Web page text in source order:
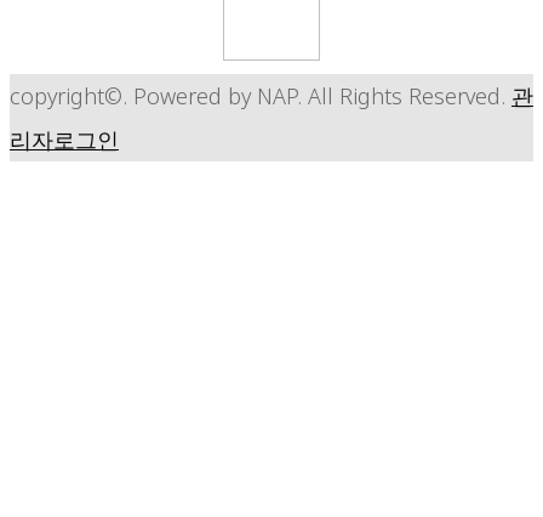
copyright©. Powered by NAP. All Rights Reserved. 관
리자로그인